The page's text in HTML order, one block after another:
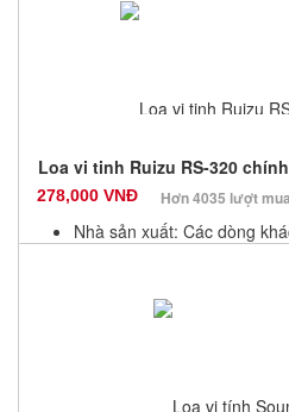
Số lượng: 100
Loa vi tinh Ruizu RS-320
278,000 VNĐ Hơn 4035 lượt
Nhà sản xuất: Các dòng
Số lượng: 100